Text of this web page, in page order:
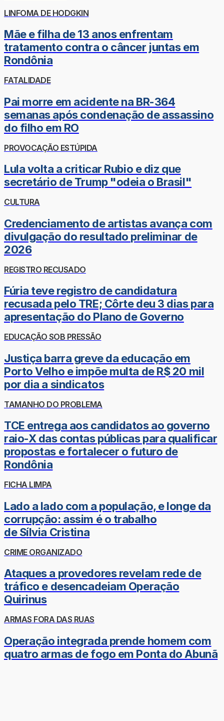
LINFOMA DE HODGKIN
Mãe e filha de 13 anos enfrentam
tratamento contra o câncer juntas em
Rondônia
FATALIDADE
Pai morre em acidente na BR-364
semanas após condenação de assassino
do filho em RO
PROVOCAÇÃO ESTÚPIDA
Lula volta a criticar Rubio e diz que
secretário de Trump "odeia o Brasil"
CULTURA
Credenciamento de artistas avança com
divulgação do resultado preliminar de
2026
REGISTRO RECUSADO
Fúria teve registro de candidatura
recusada pelo TRE; Côrte deu 3 dias para
apresentação do Plano de Governo
EDUCAÇÃO SOB PRESSÃO
Justiça barra greve da educação em
Porto Velho e impõe multa de R$ 20 mil
por dia a sindicatos
TAMANHO DO PROBLEMA
TCE entrega aos candidatos ao governo
raio-X das contas públicas para qualificar
propostas e fortalecer o futuro de
Rondônia
FICHA LIMPA
Lado a lado com a população, e longe da
corrupção: assim é o trabalho
de Sílvia Cristina
CRIME ORGANIZADO
Ataques a provedores revelam rede de
tráfico e desencadeiam Operação
Quirinus
ARMAS FORA DAS RUAS
Operação integrada prende homem com
quatro armas de fogo em Ponta do Abunã